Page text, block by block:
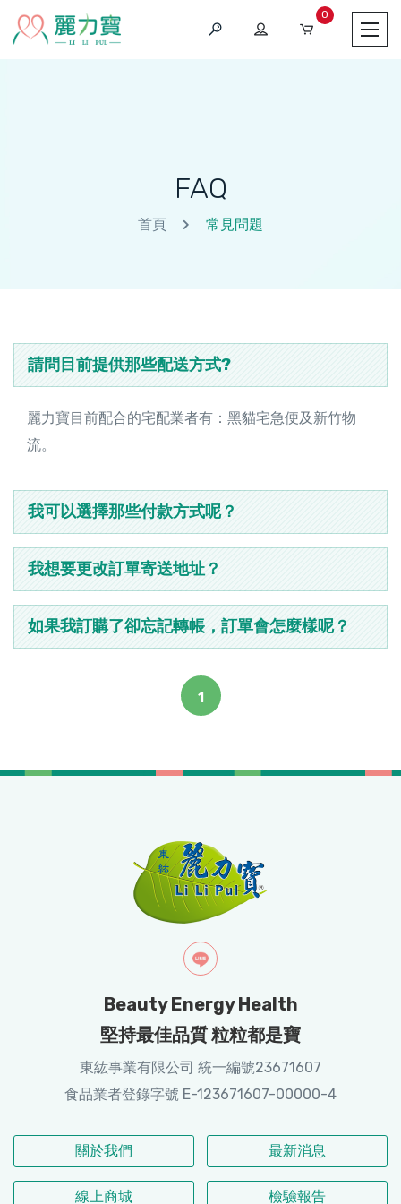
0
FAQ
首頁 常見問題
請問目前提供那些配送方式?
麗力寶目前配合的宅配業者有：黑貓宅急便及新竹物
流。
我可以選擇那些付款方式呢？
我想要更改訂單寄送地址？
如果我訂購了卻忘記轉帳，訂單會怎麼樣呢？
1
Beauty Energy Health
堅持最佳品質 粒粒都是寶
東紘事業有限公司 統一編號23671607
食品業者登錄字號 E-123671607-00000-4
關於我們 最新消息
線上商城 檢驗報告